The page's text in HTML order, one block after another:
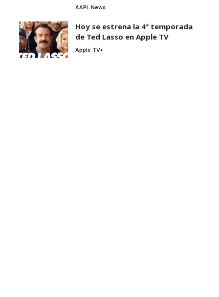
AAPL News
Hoy se estrena la 4ª temporada
de Ted Lasso en Apple TV
Apple TV+